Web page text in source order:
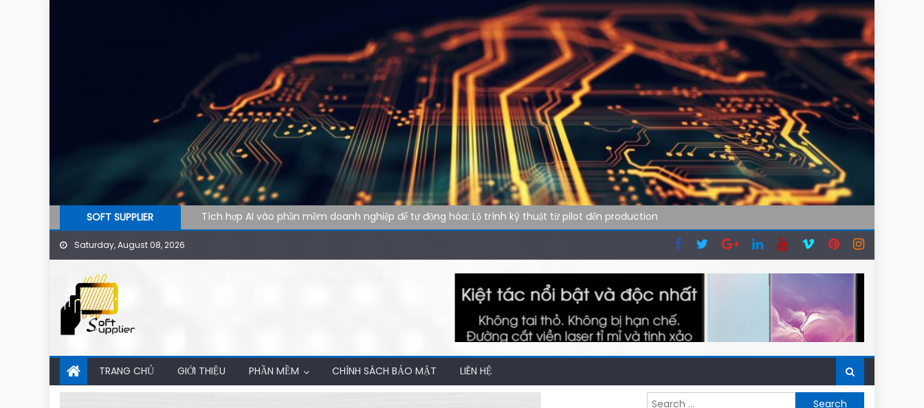
SOFT SUPPLIER
Tích hợp AI vào phần mềm doanh nghiệp để tự động hóa: Lộ trình kỹ thuật từ pilot đến production
AI agent cho doanh nghiệp: Xu hướng phần mềm tự vận hành trong kỷ nguyên tự động hóa
Phần mềm AI cho doanh nghiệp: Tại sao tốc độ tải website quyết định 40% khách hàng rời đi
Saturday, August 08, 2026
TRANG CHỦ GIỚI THIỆU PHẦN MỀM CHÍNH SÁCH BẢO MẬT LIÊN HỆ
Search for: